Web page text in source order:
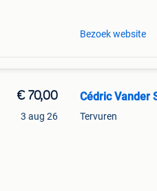
Bezoek website
€ 70,00
3 aug 26
Cédric Vander
Tervuren